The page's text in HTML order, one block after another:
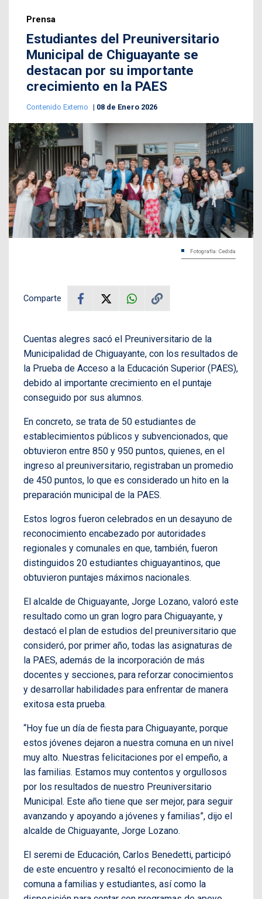
Prensa
Estudiantes del Preuniversitario
Municipal de Chiguayante se
destacan por su importante
crecimiento en la PAES
Contenido Externo 08 de Enero 2026
Fotografía: Cedida
Comparte
Cuentas alegres sacó el Preuniversitario de la
Municipalidad de Chiguayante, con los resultados de
la Prueba de Acceso a la Educación Superior (PAES),
debido al importante crecimiento en el puntaje
conseguido por sus alumnos.
En concreto, se trata de 50 estudiantes de
establecimientos públicos y subvencionados, que
obtuvieron entre 850 y 950 puntos, quienes, en el
ingreso al preuniversitario, registraban un promedio
de 450 puntos, lo que es considerado un hito en la
preparación municipal de la PAES.
Estos logros fueron celebrados en un desayuno de
reconocimiento encabezado por autoridades
regionales y comunales en que, también, fueron
distinguidos 20 estudiantes chiguayantinos, que
obtuvieron puntajes máximos nacionales.
El alcalde de Chiguayante, Jorge Lozano, valoró este
resultado como un gran logro para Chiguayante, y
destacó el plan de estudios del preuniversitario que
consideró, por primer año, todas las asignaturas de
la PAES, además de la incorporación de más
docentes y secciones, para reforzar conocimientos
y desarrollar habilidades para enfrentar de manera
exitosa esta prueba.
“Hoy fue un día de fiesta para Chiguayante, porque
estos jóvenes dejaron a nuestra comuna en un nivel
muy alto. Nuestras felicitaciones por el empeño, a
las familias. Estamos muy contentos y orgullosos
por los resultados de nuestro Preuniversitario
Municipal. Este año tiene que ser mejor, para seguir
avanzando y apoyando a jóvenes y familias”, dijo el
alcalde de Chiguayante, Jorge Lozano.
El seremi de Educación, Carlos Benedetti, participó
de este encuentro y resaltó el reconocimiento de la
comuna a familias y estudiantes, así como la